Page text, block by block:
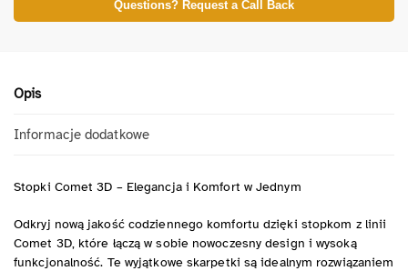
Questions? Request a Call Back
Opis
Informacje dodatkowe
Stopki Comet 3D – Elegancja i Komfort w Jednym
Odkryj nową jakość codziennego komfortu dzięki stopkom z linii
Comet 3D, które łączą w sobie nowoczesny design i wysoką
funkcjonalność. Te wyjątkowe skarpetki są idealnym rozwiązaniem